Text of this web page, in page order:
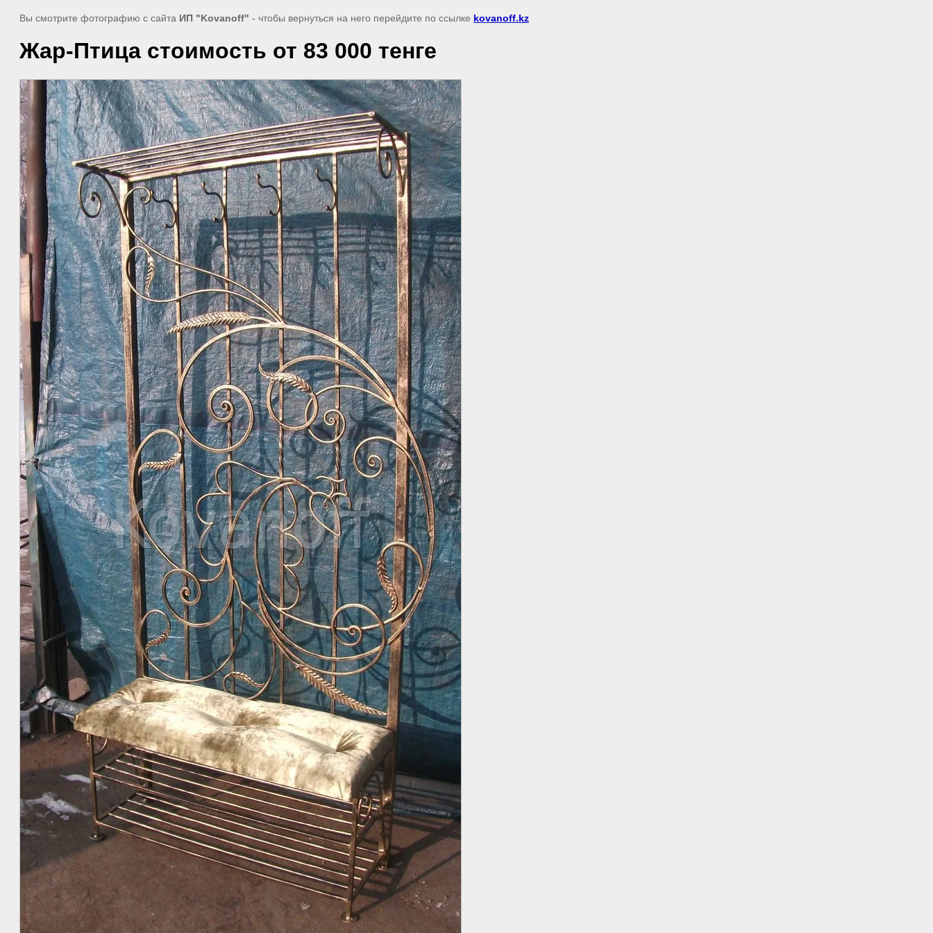
Вы смотрите фотографию с сайта ИП "Kovanoff" - чтобы вернуться на него перейдите по ссылке kovanoff.kz
Жар-Птица стоимость от 83 000 тенге